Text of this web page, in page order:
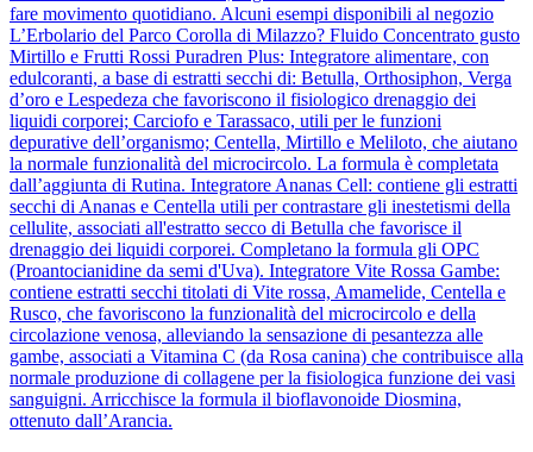
fare movimento quotidiano. Alcuni esempi disponibili al negozio
L’Erbolario del Parco Corolla di Milazzo? Fluido Concentrato gusto
Mirtillo e Frutti Rossi Puradren Plus: Integratore alimentare, con
edulcoranti, a base di estratti secchi di: Betulla, Orthosiphon, Verga
d’oro e Lespedeza che favoriscono il fisiologico drenaggio dei
liquidi corporei; Carciofo e Tarassaco, utili per le funzioni
depurative dell’organismo; Centella, Mirtillo e Meliloto, che aiutano
la normale funzionalità del microcircolo. La formula è completata
dall’aggiunta di Rutina. Integratore Ananas Cell: contiene gli estratti
secchi di Ananas e Centella utili per contrastare gli inestetismi della
cellulite, associati all'estratto secco di Betulla che favorisce il
drenaggio dei liquidi corporei. Completano la formula gli OPC
(Proantocianidine da semi d'Uva). Integratore Vite Rossa Gambe:
contiene estratti secchi titolati di Vite rossa, Amamelide, Centella e
Rusco, che favoriscono la funzionalità del microcircolo e della
circolazione venosa, alleviando la sensazione di pesantezza alle
gambe, associati a Vitamina C (da Rosa canina) che contribuisce alla
normale produzione di collagene per la fisiologica funzione dei vasi
sanguigni. Arricchisce la formula il bioflavonoide Diosmina,
ottenuto dall’Arancia.